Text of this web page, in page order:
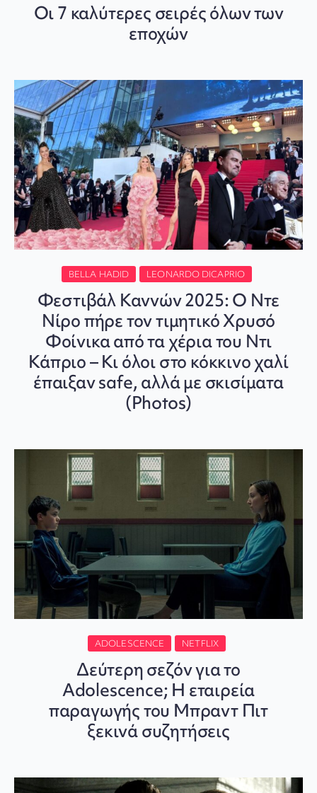
Οι 7 καλύτερες σειρές όλων των
εποχών
BELLA HADID LEONARDO DICAPRIO
Φεστιβάλ Καννών 2025: Ο Ντε
Νίρο πήρε τον τιμητικό Χρυσό
Φοίνικα από τα χέρια του Ντι
Κάπριο – Κι όλοι στο κόκκινο χαλί
έπαιξαν safe, αλλά με σκισίματα
(Photos)
ADOLESCENCE NETFLIX
Δεύτερη σεζόν για το
Adolescence; Η εταιρεία
παραγωγής του Μπραντ Πιτ
ξεκινά συζητήσεις